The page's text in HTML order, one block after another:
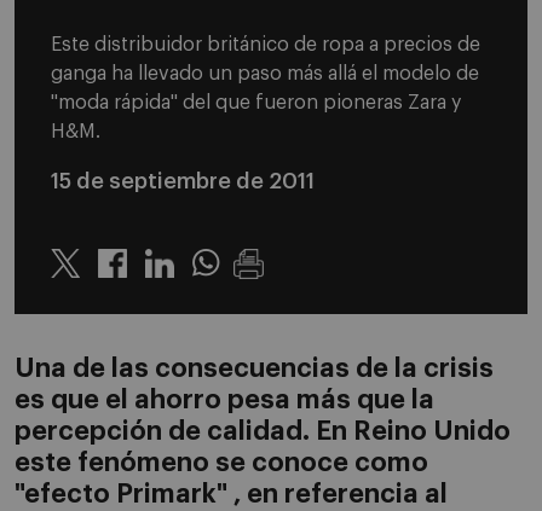
Este distribuidor británico de ropa a precios de
ganga ha llevado un paso más allá el modelo de
"moda rápida" del que fueron pioneras Zara y
H&M.
15 de septiembre de 2011
Twitter LinkedinWhatsapp
Una de las consecuencias de la crisis
es que el ahorro pesa más que la
percepción de calidad. En Reino Unido
este fenómeno se conoce como
"efecto Primark" , en referencia al